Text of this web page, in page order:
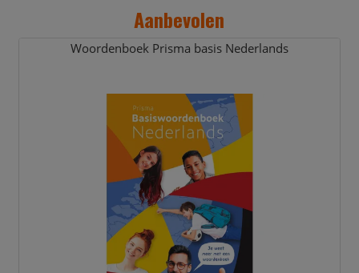
Aanbevolen
Woordenboek Prisma basis Nederlands